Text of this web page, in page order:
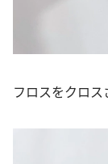
フロスをクロ